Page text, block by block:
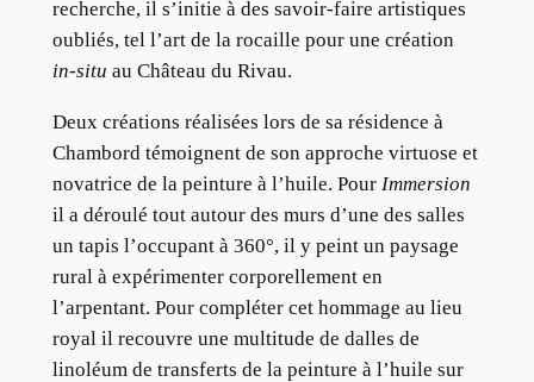
recherche, il s’initie à des savoir-faire artistiques
oubliés, tel l’art de la rocaille pour une création
in-situ au Château du Rivau.
Deux créations réalisées lors de sa résidence à
Chambord témoignent de son approche virtuose et
novatrice de la peinture à l’huile. Pour Immersion
il a déroulé tout autour des murs d’une des salles
un tapis l’occupant à 360°, il y peint un paysage
rural à expérimenter corporellement en
l’arpentant. Pour compléter cet hommage au lieu
royal il recouvre une multitude de dalles de
linoléum de transferts de la peinture à l’huile sur